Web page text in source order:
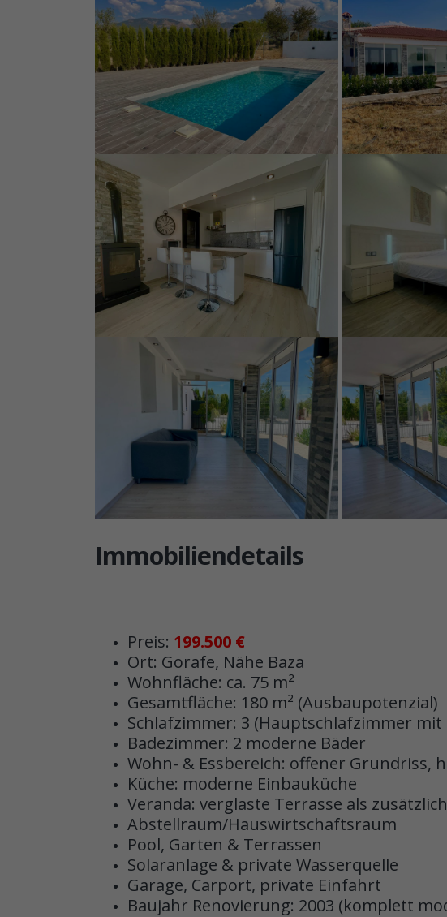
Immobiliendetails
Preis: 199.500 €
Ort: Gorafe, Nähe Baza
Wohnfläche: ca. 75 m²
Gesamtfläche: 180 m² (Ausbaupotenzial)
Schlafzimmer: 3 (Hauptschlafzimmer mit
Badezimmer: 2 moderne Bäder
Wohn- & Essbereich: offener Grundriss,
Küche: moderne Einbauküche
Veranda: verglaste Terrasse als
Abstellraum/Hauswirtschaftsraum
Pool, Garten & Terrassen
Solaranlage & private Wasserquelle
Garage, Carport, private Einfahrt
Baujahr Renovierung: 2003 (komplett